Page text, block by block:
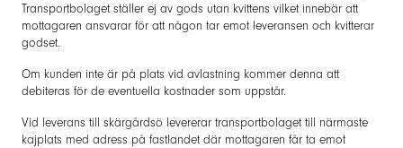
Transportbolaget ställer ej av gods utan kvittens vilket innebär att
mottagaren ansvarar för att någon tar emot leveransen och kvitterar
godset.
Om kunden inte är på plats vid avlastning kommer denna att
debiteras för de eventuella kostnader som uppstår.
Vid leverans till skärgårdsö levererar transportbolaget till närmaste
kajplats med adress på fastlandet där mottagaren får ta emot